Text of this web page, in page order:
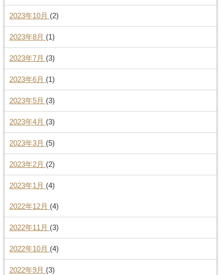
2023年10月 (2)
2023年8月 (1)
2023年7月 (3)
2023年6月 (1)
2023年5月 (3)
2023年4月 (3)
2023年3月 (5)
2023年2月 (2)
2023年1月 (4)
2022年12月 (4)
2022年11月 (3)
2022年10月 (4)
2022年9月 (3)